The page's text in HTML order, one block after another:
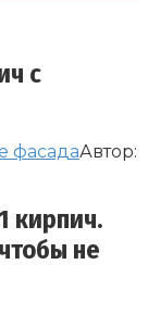
с
фасадаАвтор:
кирпич.
не